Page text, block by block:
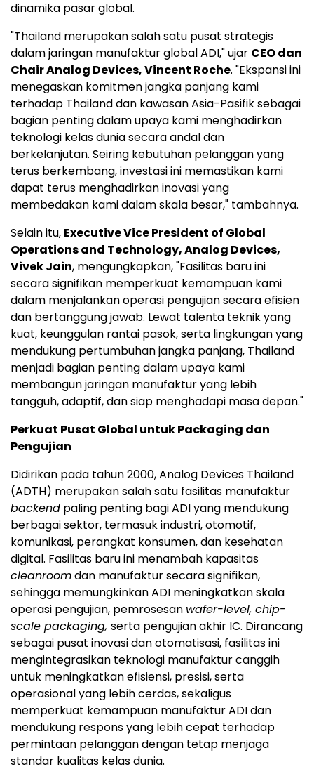
dinamika pasar global.
"Thailand merupakan salah satu pusat strategis
dalam jaringan manufaktur global ADI," ujar CEO dan
Chair Analog Devices, Vincent Roche. "Ekspansi ini
menegaskan komitmen jangka panjang kami
terhadap Thailand dan kawasan Asia-Pasifik sebagai
bagian penting dalam upaya kami menghadirkan
teknologi kelas dunia secara andal dan
berkelanjutan. Seiring kebutuhan pelanggan yang
terus berkembang, investasi ini memastikan kami
dapat terus menghadirkan inovasi yang
membedakan kami dalam skala besar," tambahnya.
Selain itu, Executive Vice President of Global
Operations and Technology, Analog Devices,
Vivek Jain, mengungkapkan, "Fasilitas baru ini
secara signifikan memperkuat kemampuan kami
dalam menjalankan operasi pengujian secara efisien
dan bertanggung jawab. Lewat talenta teknik yang
kuat, keunggulan rantai pasok, serta lingkungan yang
mendukung pertumbuhan jangka panjang, Thailand
menjadi bagian penting dalam upaya kami
membangun jaringan manufaktur yang lebih
tangguh, adaptif, dan siap menghadapi masa depan."
Perkuat Pusat Global untuk Packaging dan
Pengujian
Didirikan pada tahun 2000, Analog Devices Thailand
(ADTH) merupakan salah satu fasilitas manufaktur
backend paling penting bagi ADI yang mendukung
berbagai sektor, termasuk industri, otomotif,
komunikasi, perangkat konsumen, dan kesehatan
digital. Fasilitas baru ini menambah kapasitas
cleanroomdan manufaktur secara signifikan,
sehingga memungkinkan ADI meningkatkan skala
operasi pengujian, pemrosesan wafer-level, chip-
scale packaging, serta pengujian akhir IC. Dirancang
sebagai pusat inovasi dan otomatisasi, fasilitas ini
mengintegrasikan teknologi manufaktur canggih
untuk meningkatkan efisiensi, presisi, serta
operasional yang lebih cerdas, sekaligus
memperkuat kemampuan manufaktur ADI dan
mendukung respons yang lebih cepat terhadap
permintaan pelanggan dengan tetap menjaga
standar kualitas kelas dunia.